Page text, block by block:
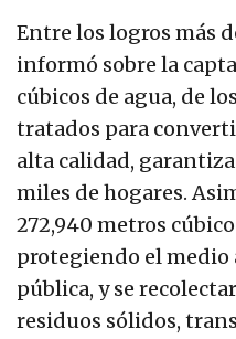
Entre los logros más
informó sobre la
cúbicos de agua, de
tratados para
alta calidad,
miles de hogares.
272,940 metros
protegiendo el medio
pública, y se
residuos sólidos,